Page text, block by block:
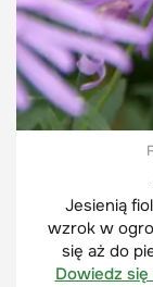
Jesienią
wzrok w
się aż do
Dowiedz